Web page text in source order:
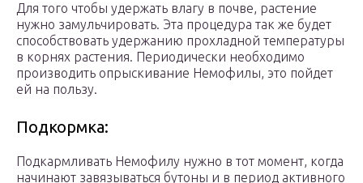
Для того чтобы удержать влагу в почве, растение
нужно замульчировать. Эта процедура так же будет
способствовать удержанию прохладной температуры
в корнях растения. Периодически необходимо
производить опрыскивание Немофилы, это пойдет
ей на пользу.
Подкормка:
Подкармливать Немофилу нужно в тот момент, когда
начинают завязываться бутоны и в период активного